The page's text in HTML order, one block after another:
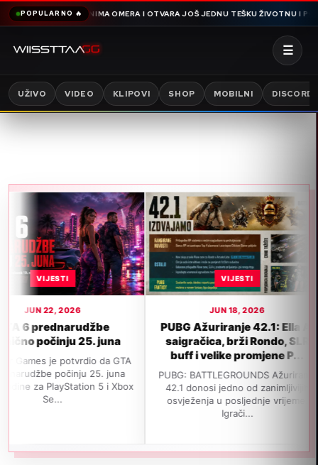
POPULARNO 🔥
HAMDIJA SNIMA OMERA I OTVARA JOŠ JEDNU TEŠKU ŽIVOTNU I
☰
UŽIVO VIDEO KLIPOVI SHOP MOBILNI DISCORD
25. juna
da GTA
25. juna
5 i Xbox
VIJESTI
PUBG Ažuriranje 42.1: Ella AI
saigračica, brži Rondo, SLR
buff i velike promjene P...
PUBG: BATTLEGROUNDS Ažuriranje
42.1 donosi jedno od zanimljivijih
osvježenja u posljednje vrijeme.
GTA 6
izađe
jedan